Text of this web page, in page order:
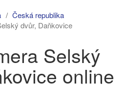
Česká republika
dvůr, Daňkovice
Selský
online